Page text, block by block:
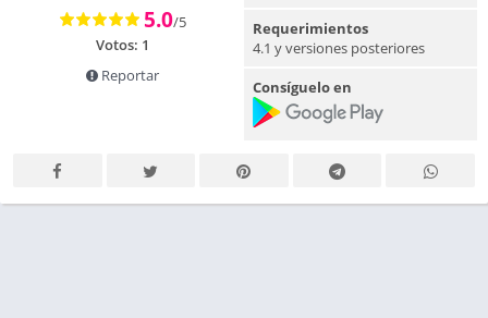
5.0/5
Votos: 1
Reportar
Requerimientos
4.1 y versiones posteriores
Consíguelo en